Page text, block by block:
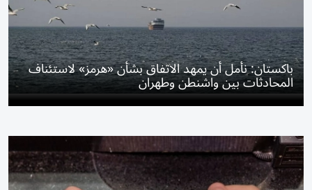
باكستان: نأمل أن يمهد الاتفاق بشأن «هرمز» لاستئناف
المحادثات بين واشنطن وطهران